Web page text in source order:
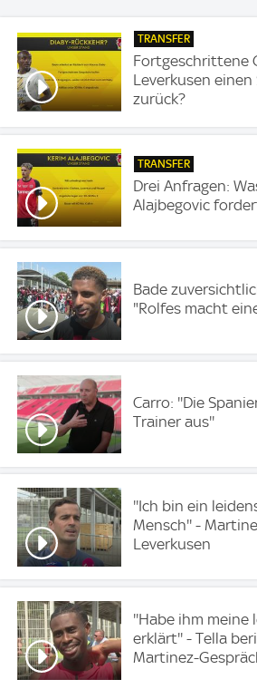
TRANSFER
Fortgeschrittene
Leverkusen
zurück?
TRANSFER
Drei Anfragen:
Alajbegovic
Bade
"Rolfes macht
Carro: ''Die
Trainer aus''
''Ich bin ein
Mensch'' -
Leverkusen
''Habe ihm meine
erklärt'' - Tella
Martinez-